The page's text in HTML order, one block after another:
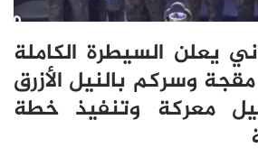
يعلن السيطرة الكاملة
وسركم بالنيل الأزرق
معركة وتنفيذ خطة